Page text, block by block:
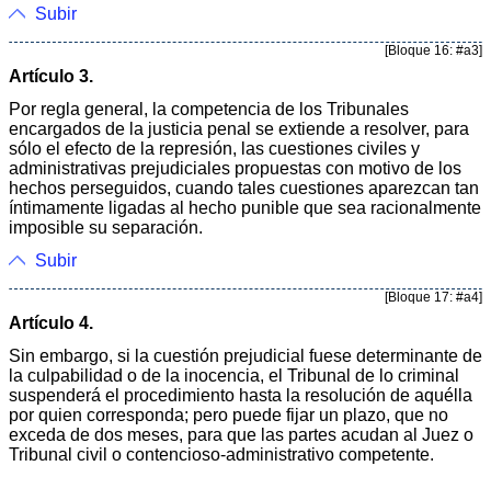
Subir
[Bloque 16: #a3]
Artículo 3.
Por regla general, la competencia de los Tribunales
encargados de la justicia penal se extiende a resolver, para
sólo el efecto de la represión, las cuestiones civiles y
administrativas prejudiciales propuestas con motivo de los
hechos perseguidos, cuando tales cuestiones aparezcan tan
íntimamente ligadas al hecho punible que sea racionalmente
imposible su separación.
Subir
[Bloque 17: #a4]
Artículo 4.
Sin embargo, si la cuestión prejudicial fuese determinante de
la culpabilidad o de la inocencia, el Tribunal de lo criminal
suspenderá el procedimiento hasta la resolución de aquélla
por quien corresponda; pero puede fijar un plazo, que no
exceda de dos meses, para que las partes acudan al Juez o
Tribunal civil o contencioso-administrativo competente.